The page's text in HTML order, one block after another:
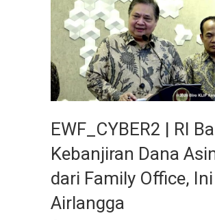
EWF_CYBER2 | RI
Kebanjiran Dana
dari Family Office,
Airlangga